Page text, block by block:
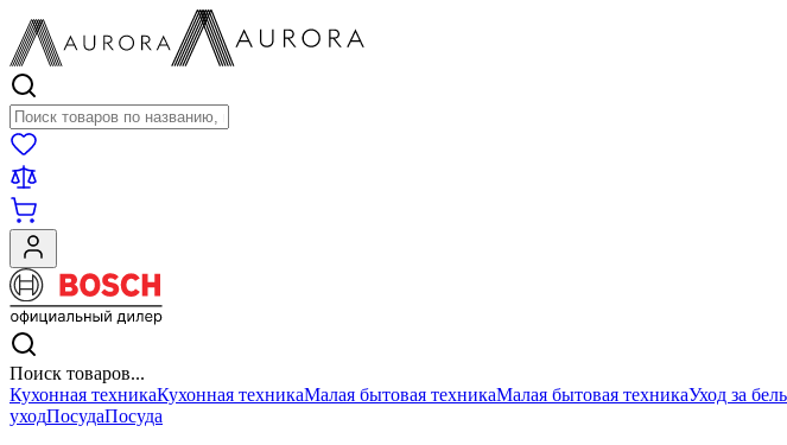
Поиск товаров
Поиск товаров...
Кухонная техникаКухонная техникаМалая бытовая техникаМалая бытовая техникаУход за
уходПосудаПосуда